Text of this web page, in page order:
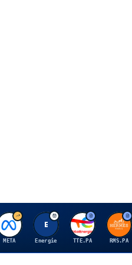
M
META
E
Energie
T
TTE.PA
H
RMS.PA